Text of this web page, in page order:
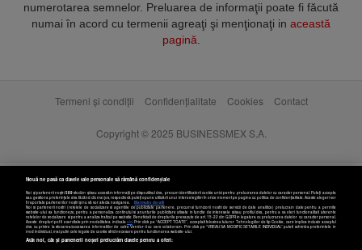
numerotarea semnelor. Preluarea de informaţii poate fi făcută
numai în acord cu termenii agreaţi şi menţionaţi in această
pagină
Termeni și condiții Confidențialitate Cookies Contact
Copyright © 2025 BUSINESSMEX S.A.
Nouă ne pasă ca datele tale personale să rămână confidențiale
Noi și partenerii noștri589stocăm și/sau accesăm informații pe dispozitivul dvs., precum identificatorii cookie unici pentru prelucrarea datelor cu caracter personal. Puteți accepta
sau gestiona preferințele dvs. făcând clic mai jos, respectiv vă puteți opune utilizării unui interes legitim în orice moment pe pagina cu politica de confidențialitate. Aceste alegeri vor
fi raportate partenerilor noștri și nu vă vor afecta navigarea.
Mai multe detalii
Noi si partenerii nostri (retelele de socializare si agentiile de publicitate partenere, precum si furnizorii nostri de servicii de date analitice) prelucram date pentru a permite
website-ului sa functioneze, pentru a personaliza continutul si anunturile publicitare afisate in functie de interesele si/sau profilul dvs., pentru a va oferi functionalitati aferente
retelelor de socializare si pentru a analiza traficul pe website. Beneficiati de drepturile prevazute de art. 15-22 din GDPR in legatura cu prelucrarea datelor cu caracter personal.
Aceste drepturi pot fi exercitate prin modalitatea indicataaici. Prin click pe “ACCEPT TOATE”, acceptati folosirea tuturor Tehnologiilor de tip Cookie, care implica inclusiv acceptul
dvs. cu privire la stocarea/accesarea informatiilor de catre Vendor-ii cu care colaboram. Prin click pe “VREAU SA MODIFIC SETARILE INDIVIDUAL” puteti schimba preferintele in
mod individual, mai putin cele legate de cookie strict necesare pentru functionarea website-ului.
Atât noi, cât și partenerii noștri prelucrăm datele pentru a oferi: